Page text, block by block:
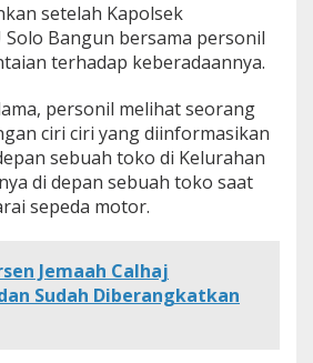
setelah Kapolsek
Bangun bersama personil
terhadap keberadaannya.
personil melihat seorang
ciri ciri yang diinformasikan
sebuah toko di Kelurahan
di depan sebuah toko saat
sepeda motor.
Jemaah Calhaj
Sudah Diberangkatkan